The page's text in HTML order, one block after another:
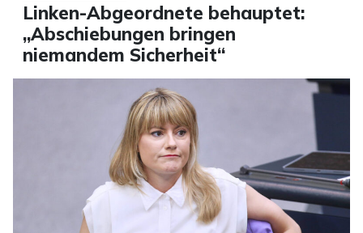
Linken-Abgeordnete behauptet:
„Abschiebungen bringen
niemandem Sicherheit“